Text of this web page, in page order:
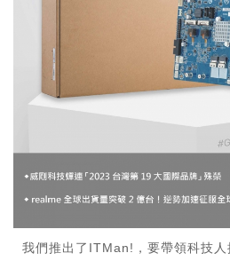
我們推出了ITMan!，要帶領科技人